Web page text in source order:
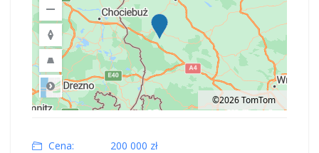
Road
©2026 TomTom
Cena:
200 000 zł